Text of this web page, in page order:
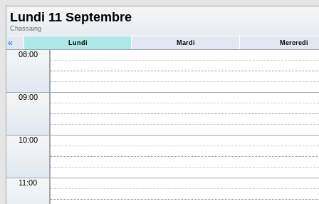
Lundi 11 Septembre
Chassaing
« Lundi Mardi Mercredi
08:00
09:00
10:00
11:00